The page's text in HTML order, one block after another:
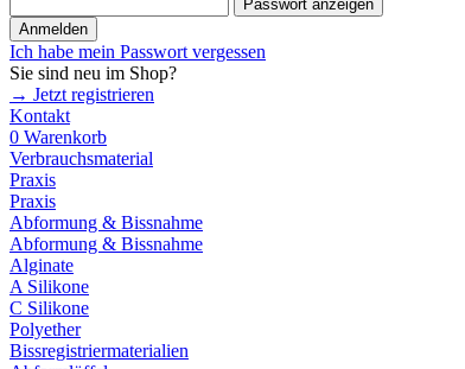
Passwort anzeigen
Anmelden
Ich habe mein Passwort vergessen
Sie sind neu im Shop?
→ Jetzt registrieren
Kontakt
0 Warenkorb
Verbrauchsmaterial
Praxis
Praxis
Abformung & Bissnahme
Abformung & Bissnahme
Alginate
A Silikone
C Silikone
Polyether
Bissregistriermaterialien